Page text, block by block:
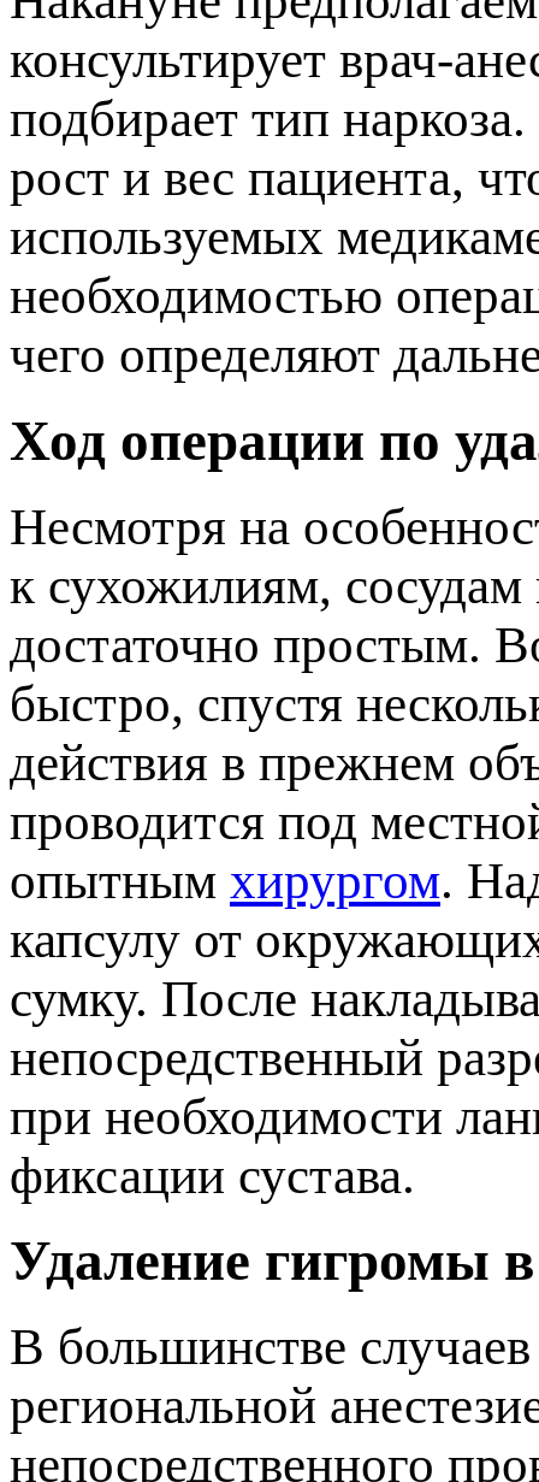
консультирует врач-
одбирает тип наркоза.
рост и вес пациента,
используемых
необходимостью
чего определяют
Ход операции по
Несмотря на
к сухожилиям,
достаточно простым.
ыстро, спустя
действия в прежнем
роводится под
опытным хирургом.
капсулу от
сумку. После
непосредственный
ри необходимости
фиксации сустава.
Удаление гигромы
ольшинстве случаев
региональной
непосредственного